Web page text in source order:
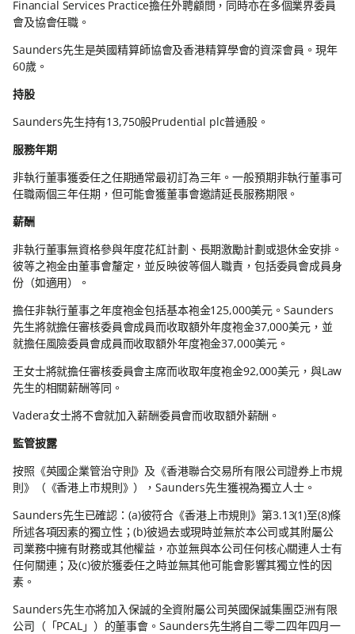
Financial Services Practice擔任外聘顧問，同時亦在多個業界委員
會及協會任職。
Saunders先生是英國精算師協會及香港精算學會的資深會員。現年
60歲。
持股
Saunders先生持有13,750股Prudential plc普通股。
服務年期
非執行董事獲委任之任期通常最初訂為三年。一般預期非執行董事可
任職兩個三年任期，但可能會獲董事會邀請延長服務期限。
薪酬
非執行董事無資格參與年度花紅計劃、長期激勵計劃或退休金安排。
彼等之袍金由董事會釐定，並反映彼等個人職責，包括委員會成員身
份（如適用）。
擔任非執行董事之年度袍金包括基本袍金125,000美元。Saunders
先生將就擔任審核委員會成員而收取額外年度袍金37,000美元，並
就擔任風險委員會成員而收取額外年度袍金37,000美元。
王女士將就擔任審核委員會主席而收取年度袍金92,000美元，與Law
先生的相關薪酬等同。
Vadera女士將不會就加入薪酬委員會而收取額外薪酬。
監管披露
按照《英國企業管治守則》及《香港聯合交易所有限公司證券上市規
則》（《香港上市規則》），Saunders先生獲視為獨立人士。
Saunders先生已確認：(a)彼符合《香港上市規則》第3.13(1)至(8)條
所述各項因素的獨立性；(b)彼過去或現時並無於本公司或其附屬公
司業務中擁有財務或其他權益，亦並無與本公司任何核心關連人士有
任何關連；及(c)彼於獲委任之時並無其他可能會影響其獨立性的因
素。
Saunders先生亦將加入保誠的全資附屬公司英國保誠集團亞洲有限
公司（「PCAL」）的董事會。Saunders先生將自二零二四年四月一